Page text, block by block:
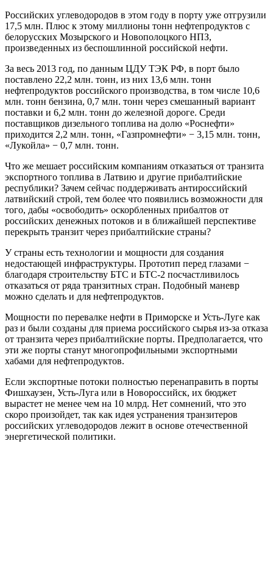
Российских углеводородов в этом году в порту уже отгрузили
17,5 млн. Плюс к этому миллионы тонн нефтепродуктов с
белорусских Мозырского и Новополоцкого НПЗ,
произведенных из беспошлинной российской нефти.
За весь 2013 год, по данным ЦДУ ТЭК РФ, в порт было
поставлено 22,2 млн. тонн, из них 13,6 млн. тонн
нефтепродуктов российского производства, в том числе 10,6
млн. тонн бензина, 0,7 млн. тонн через смешанный вариант
поставки и 6,2 млн. тонн до железной дороге. Среди
поставщиков дизельного топлива на долю «Роснефти»
приходится 2,2 млн. тонн, «Газпромнефти» − 3,15 млн. тонн,
«Лукойла» − 0,7 млн. тонн.
Что же мешает российским компаниям отказаться от транзита
экспортного топлива в Латвию и другие прибалтийские
республики? Зачем сейчас поддерживать антироссийский
латвийский строй, тем более что появились возможности для
того, дабы «освободить» оскорбленных прибалтов от
российских денежных потоков и в ближайшей перспективе
перекрыть транзит через прибалтийские страны?
У страны есть технологии и мощности для создания
недостающей инфраструктуры. Прототип перед глазами −
благодаря строительству БТС и БТС-2 посчастливилось
отказаться от ряда транзитных стран. Подобный маневр
можно сделать и для нефтепродуктов.
Мощности по перевалке нефти в Приморске и Усть-Луге как
раз и были созданы для приема российского сырья из-за отказа
от транзита через прибалтийские порты. Предполагается, что
эти же порты станут многопрофильными экспортными
хабами для нефтепродуктов.
Если экспортные потоки полностью перенаправить в порты
Фишхаузен, Усть-Луга или в Новороссийск, их бюджет
вырастет не менее чем на 10 млрд. Нет сомнений, что это
скоро произойдет, так как идея устранения транзитеров
российских углеводородов лежит в основе отечественной
энергетической политики.